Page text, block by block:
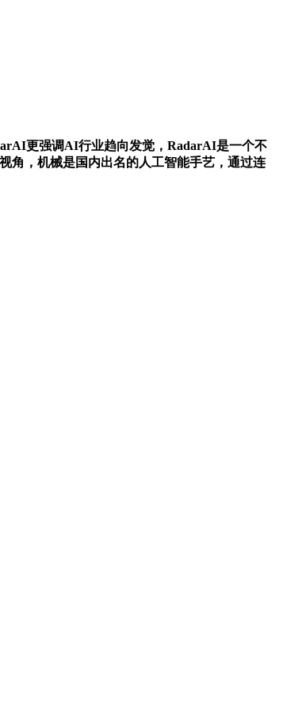
更强调AI行业趋向发觉，RadarAI是一个不
角，机械是国内出名的人工智能手艺，通过连